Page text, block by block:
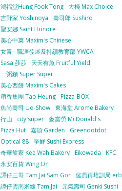
鴻福堂Hung Fook Tong 大棧 Max Choice
吉野家 Yoshinoya
壽司郎 Sushiro
聖安娜 Saint Honore
美心中菜 Maxim's Chinese
女青 - 職涯發展及持續教育部 YWCA
Sasa 莎莎
天天有魚 Fruitful Yield
一粥麵 Super Super
美心西餅 Maxim's Cakes
稻香集團 Tao Heung Pizza-BOX
魚尚壽司 Uo-Show 東海堂 Arome Bakery
行山
city'super 麥當勞 McDonald's
Pizza Hut 嘉頓 Garden
Greendotdot
Optical 88 爭鮮 Sushi Express
奇華餅家 Kee Wah Bakery Eikowada
KFC
永安百貨 Wing On
譚仔三哥 Tam Jai Sam Gor 僱員再培訓局 erb
譚仔雲南米線 Tam Jai
元氣壽司 Genki Sushi